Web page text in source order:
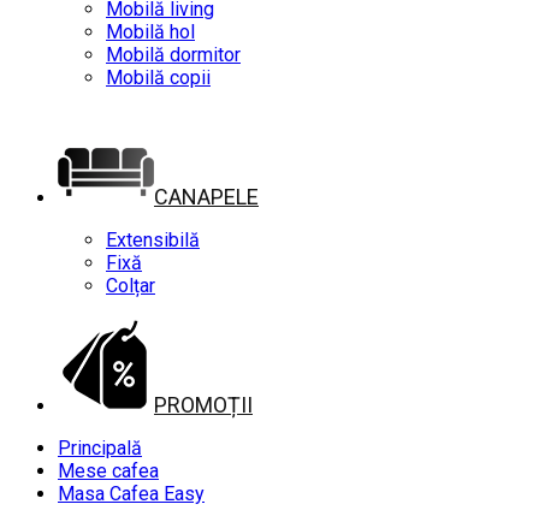
Mobilă living
Mobilă hol
Mobilă dormitor
Mobilă copii
CANAPELE
Extensibilă
Fixă
Colțar
PROMOȚII
Principală
Mese cafea
Masa Cafea Easy